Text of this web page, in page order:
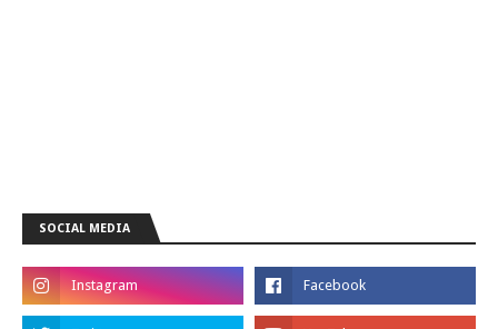
SOCIAL MEDIA